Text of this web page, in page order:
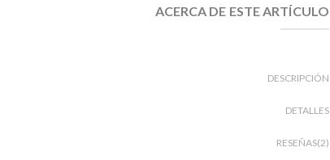
ACERCA DE ESTE ARTÍCULO
DESCRIPCIÓN
DETALLES
RESEÑAS(2)